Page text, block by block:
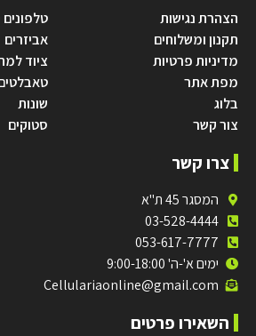
הצהרת נגישות
תקנון ומשלוחים
מדיניות פרטיות
מפת אתר
בלוג
צור קשר
טלפונים
אביזרים
ציוד
שונות
סטוקים
צרו קשר
המסגר 45 ת"א
03-528-4444
053-617-7777
ימים א'-ה' 9:00-18:00
Cellulariaonline@gmail.com
השאירו פרטים